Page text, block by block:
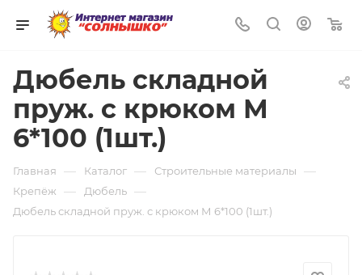
Дюбель складной
пруж. с крюком М
6*100 (1шт.)
Главная — Каталог — Строительные материалы —
Крепёж — Дюбель —
Дюбель складной пруж. с крюком М 6*100 (1шт.)